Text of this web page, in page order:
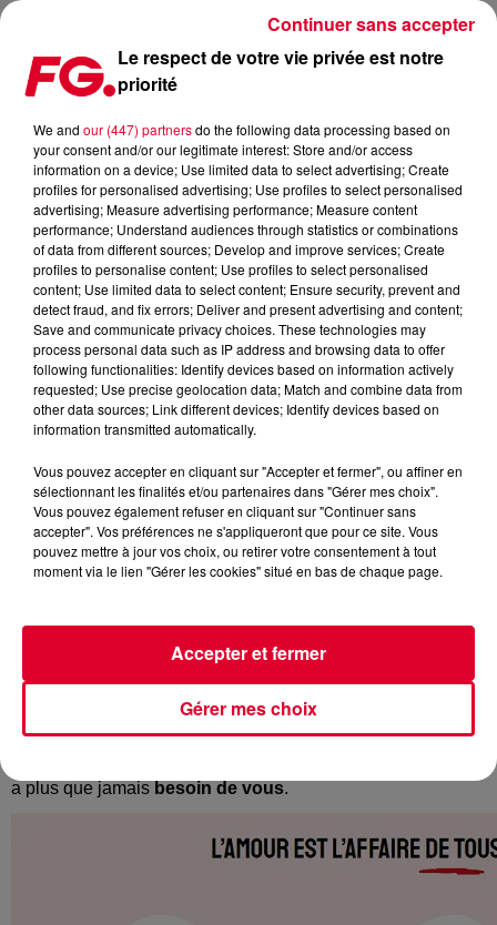
RADIO FG S'ENGAGE DANS LA LUTTE CONTRE LE SIDA
Publié : 25 mars 2022 à 12h10 par Sophie DIAS
Crédit :2022.sidaction.org
Radio FG
soutient tous les partenaires et les
trois jours de mobilisation, de
decollectesqui sont organisés sur l'ensemble du territoire.
a plus que jamais besoin de vous.
Le respect de votre vie privée est notre
priorité
We and our (447) partnersdo the following data processing based on
your consent and/or our legitimate interest: Store and/or access
information on a device; Use limited data to select advertising; Create
profiles for personalised advertising; Use profiles to select personalised
advertising; Measure advertising performance; Measure content
performance; Understand audiences through statistics or combinations
of data from different sources; Develop and improve services; Create
profiles to personalise content; Use profiles to select personalised
content; Use limited data to select content; Ensure security, prevent and
detect fraud, and fix errors; Deliver and present advertising and content;
Save and communicate privacy choices. These technologies may
process personal data such as IP address and browsing data to offer
following functionalities: Identify devices based on information actively
requested; Use precise geolocation data; Match and combine data from
other data sources; Link different devices; Identify devices based on
information transmitted automatically.
Vous pouvez accepter en cliquant sur "Accepter et fermer", ou affiner en
sélectionnant les finalités et/ou partenaires dans "Gérer mes choix".
Vous pouvez également refuser en cliquant sur "Continuer sans
accepter". Vos préférences ne s'appliqueront que pour ce site. Vous
pouvez mettre à jour vos choix, ou retirer votre consentement à tout
moment via le lien "Gérer les cookies" situé en bas de chaque page.
Gérer mes choix
Accepter et fermer
Continuer sans accepter